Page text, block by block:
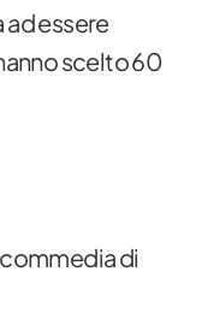
ad essere
scelto 60
di